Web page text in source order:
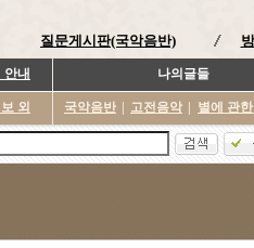
질문게시판(국악음반)
안내 나의글들
외 국악음반 고전음악 별에 관